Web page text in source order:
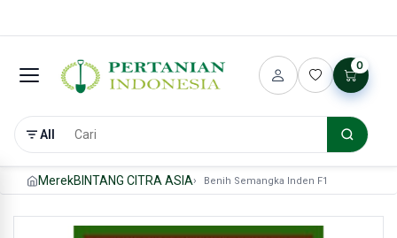
All
0
MerekBINTANG CITRA ASIA Benih Semangka Inden F1